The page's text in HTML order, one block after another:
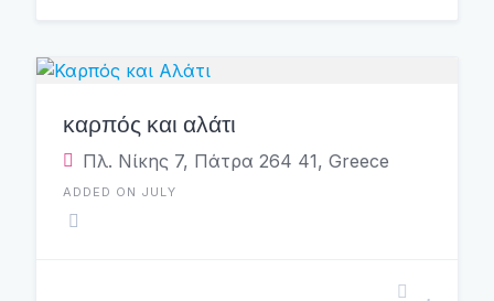
καρπός και αλάτι
Πλ. Νίκης 7, Πάτρα 264 41, Greece
ADDED ON JULY